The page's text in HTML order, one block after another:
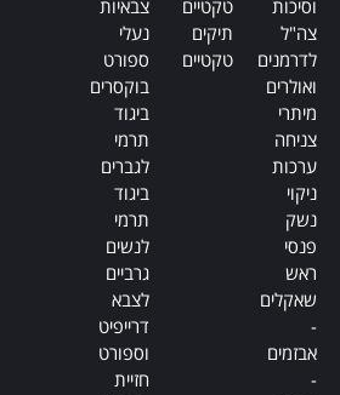
וסיכות
צה"ל
לדרמנים
ואולרים
מיתרי
צניחה
ערכות
ניקוי
נשק
פנסי
ראש
שאקלים
-
אבזמים
-
טקטיים
תיקים
טקטיים
צבאיות
נעלי
ספורט
בוקסרים
ביגוד
תרמי
לגברים
ביגוד
תרמי
לנשים
גרביים
לצבא
דרייפיט
וספורט
חזיית